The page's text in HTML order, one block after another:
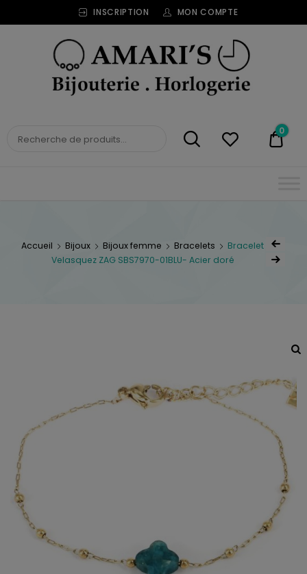
INSCRIPTION MON COMPTE
BIJOUTERIE
0
Accueil Bijoux Bijoux femme Bracelets
Bracelet
Velasquez ZAG SBS7970-01BLU- Acier doré